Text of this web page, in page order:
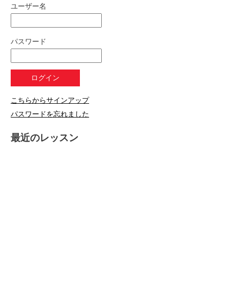
ユーザー名
パスワード
こちらからサインアップ
パスワードを忘れました
最近のレッスン